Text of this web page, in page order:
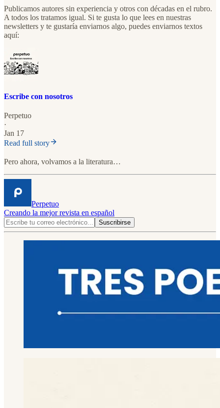
Publicamos autores sin experiencia y otros con décadas en el rubro.
A todos los tratamos igual. Si te gusta lo que lees en nuestras
newsletters y te gustaría enviarnos algo, puedes enviarnos textos
aquí:
Escribe con nosotros
Perpetuo
·
Jan 17
Read full story
Pero ahora, volvamos a la literatura…
Perpetuo
Creando la mejor revista en español